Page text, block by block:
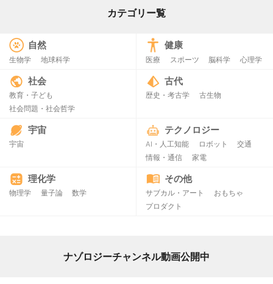
カテゴリー覧
自然
生物学 地球科学
健康
医療 スポーツ 脳科学 心理学
社会
教育・子ども
社会問題・社会哲学
古代
歴史・考古学 古生物
宇宙
宇宙
テクノロジー
AI・人工知能 ロボット
交通
情報・通信
家電
理化学
物理学 量子論 数学
その他
サブカル・アート
おもちゃ
プロダクト
ナゾロジーチャンネル動画公開中